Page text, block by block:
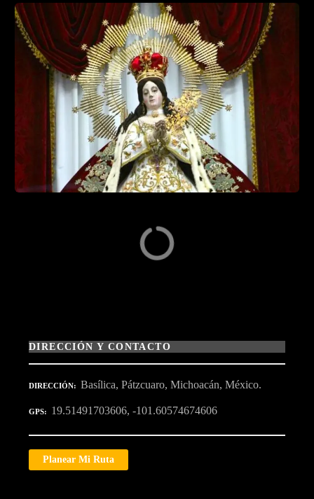
DIRECCIÓN Y CONTACTO
DIRECCIÓN Basílica, Pátzcuaro, Michoacán, México.
GPS 19.51491703606, -101.60574674606
Planear Mi Ruta